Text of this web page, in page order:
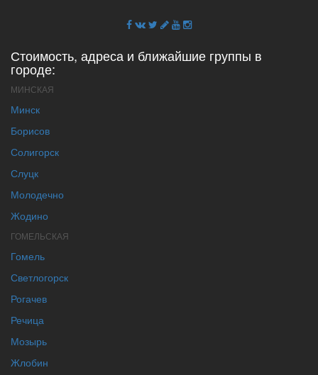
Стоимость, адреса и ближайшие группы в
городе:
МИНСКАЯ
Минск
Борисов
Солигорск
Слуцк
Молодечно
Жодино
ГОМЕЛЬСКАЯ
Гомель
Светлогорск
Рогачев
Речица
Мозырь
Жлобин